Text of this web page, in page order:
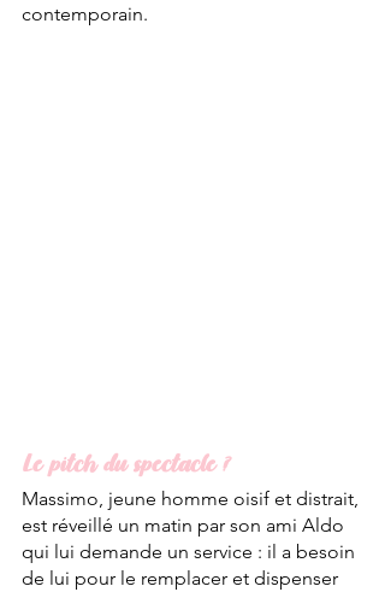
contemporain.
Le pitch du spectacle ?
Massimo, jeune homme oisif et distrait,
est réveillé un matin par son ami Aldo
qui lui demande un service : il a besoin
de lui pour le remplacer et dispenser